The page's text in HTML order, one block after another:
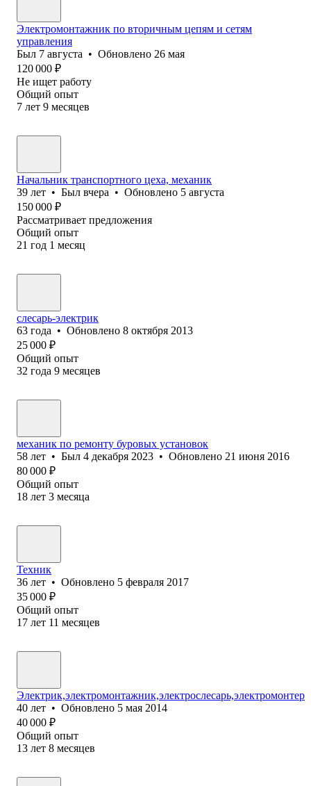
Электромонтажник по вторичным цепям и сетям
управления
Был 7 августа • Обновлено 26 мая
120 000 ₽
Не ищет работу
Общий опыт
7 лет 9 месяцев
Начальник транспортного цеха, механик
39 лет • Был вчера • Обновлено 5 августа
150 000 ₽
Рассматривает предложения
Общий опыт
21 год 1 месяц
слесарь-электрик
63 года • Обновлено 8 октября 2013
25 000 ₽
Общий опыт
32 года 9 месяцев
механик по ремонту буровых установок
58 лет • Был 4 декабря 2023 • Обновлено 21 июня 2016
80 000 ₽
Общий опыт
18 лет 3 месяца
Техник
36 лет • Обновлено 5 февраля 2017
35 000 ₽
Общий опыт
17 лет 11 месяцев
Электрик,электромонтажник,электрослесарь,электромонтер
40 лет • Обновлено 5 мая 2014
40 000 ₽
Общий опыт
13 лет 8 месяцев